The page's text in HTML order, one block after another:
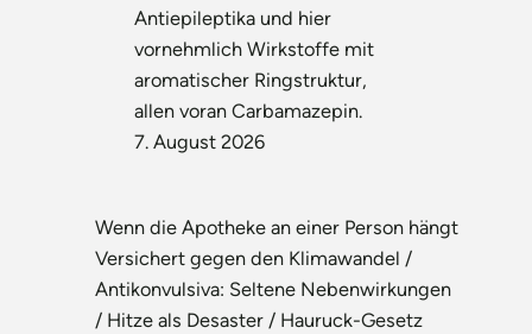
Antiepileptika und hier
vornehmlich Wirkstoffe mit
aromatischer Ringstruktur,
allen voran Carbamazepin.
7. August 2026
Wenn die Apotheke an einer Person hängt
Versichert gegen den Klimawandel /
Antikonvulsiva: Seltene Nebenwirkungen
/ Hitze als Desaster / Hauruck-Gesetz